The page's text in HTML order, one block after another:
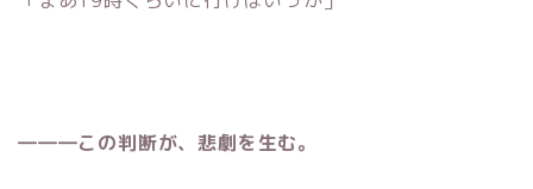
―――この判断が、悲劇を生む。